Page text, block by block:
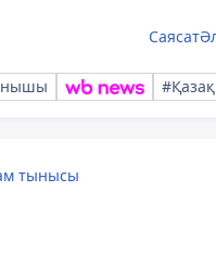
Саясат
тынысы